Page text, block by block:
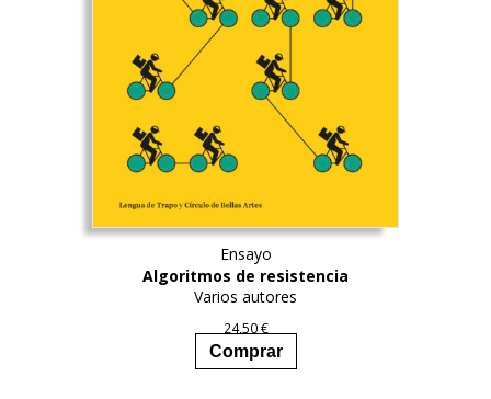
Ensayo
Algoritmos de resistencia
Varios autores
24,50€
Comprar